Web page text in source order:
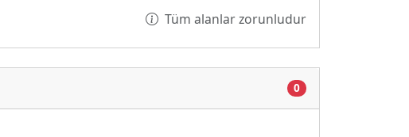
Tüm alanlar zorunludur
0